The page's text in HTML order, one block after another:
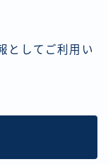
としてご利用い